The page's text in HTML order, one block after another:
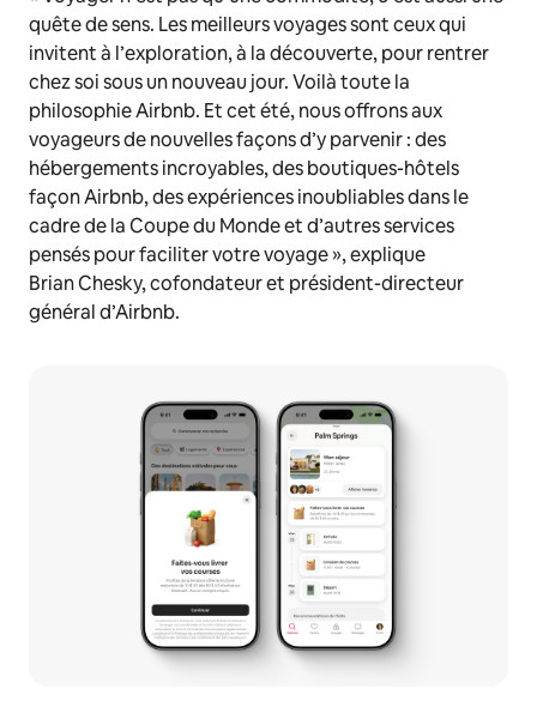
quête de sens. Les meilleurs voyages sont ceux qui
invitent à l’exploration, à la découverte, pour rentrer
chez soi sous un nouveau jour. Voilà toute la
philosophie Airbnb. Et cet été, nous offrons aux
voyageurs de nouvelles façons d’y parvenir : des
hébergements incroyables, des boutiques-hôtels
façon Airbnb, des expériences inoubliables dans le
cadre de la Coupe du Monde et d’autres services
pensés pour faciliter votre voyage »,explique
Brian Chesky, cofondateur et président-directeur
général d’Airbnb.